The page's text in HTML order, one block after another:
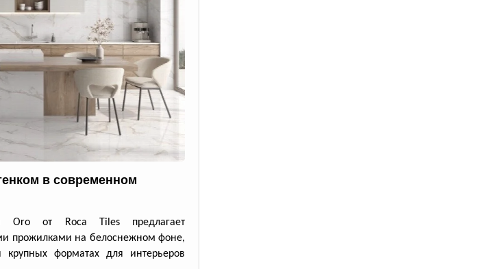
в современном
Oro от Roca Tiles предлагает
прожилками на белоснежном фоне,
форматах для интерьеров